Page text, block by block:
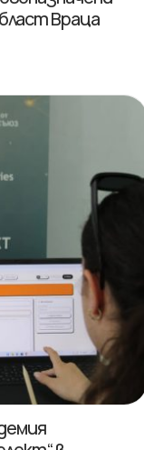
Враца